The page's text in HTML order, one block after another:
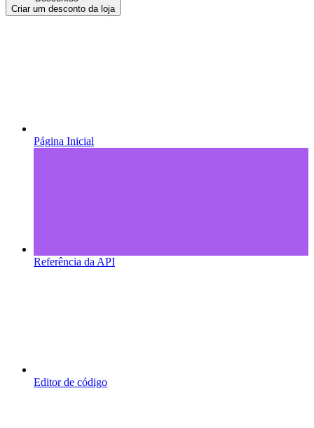
Criar um desconto da loja
Página Inicial
Referência da API
Editor de código